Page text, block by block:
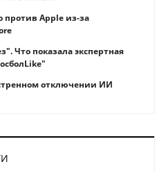
против Apple из-за
Что показала экспертная
отключении ИИ